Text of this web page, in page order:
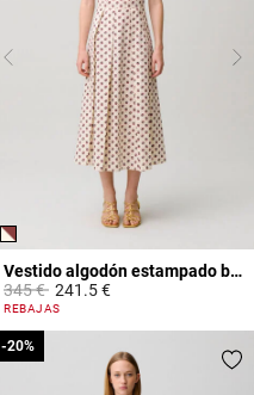
Vestido algodón estampado bordado
Price reduced from
345 €to241.5 €
4,9 out of 5 Customer Rating
REBAJAS
-20%
-20%